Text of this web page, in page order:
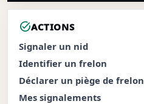
task_altACTIONS
Signaler un nid
Identifier un frelon
Déclarer un piège de frelon
Mes signalements